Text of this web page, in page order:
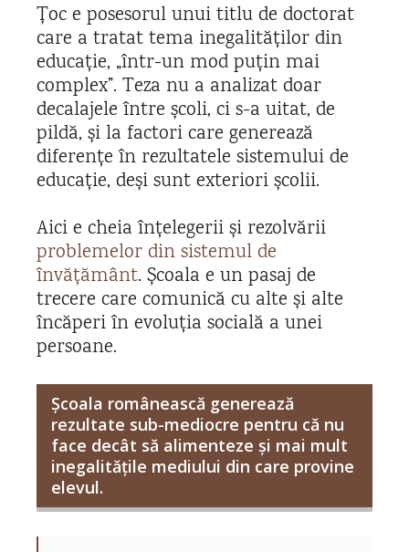
Țoc e posesorul unui titlu de doctorat
care a tratat tema inegalităților din
educație, „într-un mod puțin mai
complex”. Teza nu a analizat doar
decalajele între școli, ci s-a uitat, de
pildă, și la factori care generează
diferențe în rezultatele sistemului de
educație, deși sunt exteriori școlii.
Aici e cheia înțelegerii și rezolvării
problemelor din sistemul de
învățământ. Școala e un pasaj de
trecere care comunică cu alte și alte
încăperi în evoluția socială a unei
persoane.
Școala românească generează
rezultate sub-mediocre pentru că nu
face decât să alimenteze și mai mult
inegalitățile mediului din care provine
elevul.